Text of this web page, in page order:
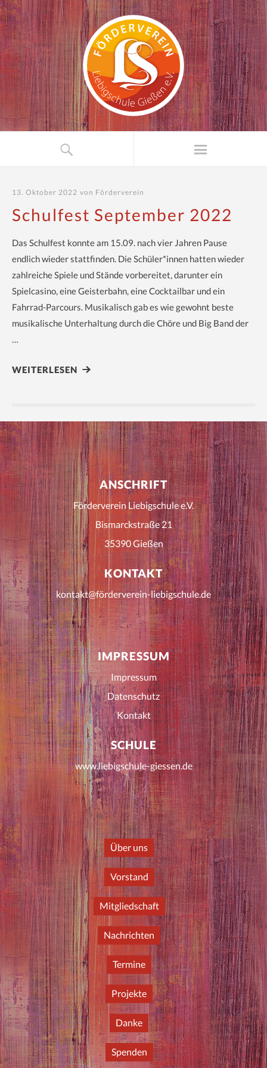
13. Oktober 2022 von Förderverein
Schulfest September 2022
Das Schulfest konnte am 15.09. nach vier Jahren Pause
endlich wieder stattfinden. Die Schüler*innen hatten wieder
zahlreiche Spiele und Stände vorbereitet, darunter ein
Spielcasino, eine Geisterbahn, eine Cocktailbar und ein
Fahrrad-Parcours. Musikalisch gab es wie gewohnt beste
musikalische Unterhaltung durch die Chöre und Big Band der
…
WEITERLESEN
ANSCHRIFT
Förderverein Liebigschule e.V.
Bismarckstraße 21
35390 Gießen
KONTAKT
kontakt@förderverein-liebigschule.de
IMPRESSUM
Impressum
Datenschutz
Kontakt
SCHULE
www.liebigschule-giessen.de
Über uns
Vorstand
Mitgliedschaft
Nachrichten
Termine
Projekte
Danke
Spenden